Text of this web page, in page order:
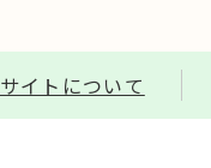
イトについて